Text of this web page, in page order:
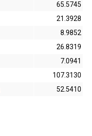
65.5745
21.3928
8.9852
26.8319
7.0941
107.3130
52.5410